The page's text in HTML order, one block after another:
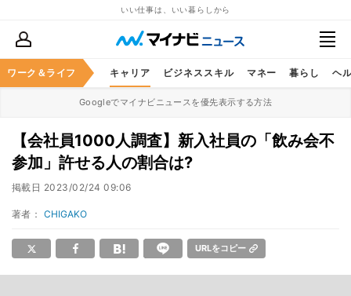
いい仕事は、いい暮らしから
ワーク＆ライフ キャリア ビジネススキル マネー 暮らし ヘ
Googleでマイナビニュースを優先表示する方法
【会社員1000人調査】新入社員の「飲み会不
参加」許せる人の割合は?
掲載日 2023/02/24 09:06
著者： CHIGAKO
URLをコピー